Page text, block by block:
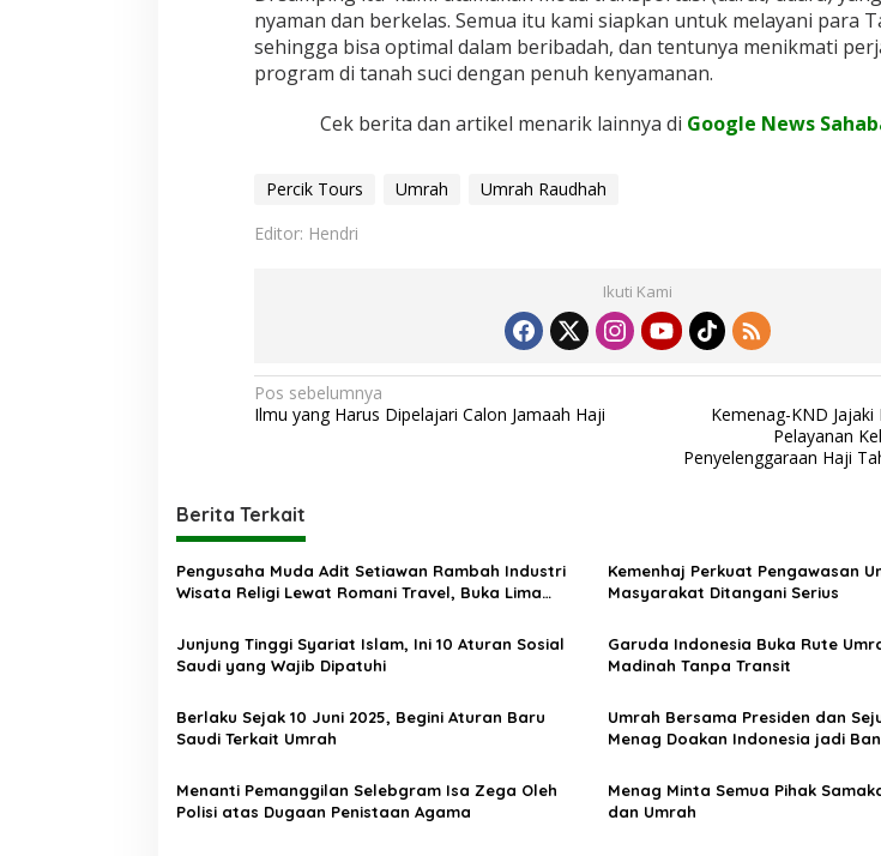
nyaman dan berkelas. Semua itu kami siapkan untuk melayani para
sehingga bisa optimal dalam beribadah, dan tentunya menikmati
program di tanah suci dengan penuh kenyamanan.
Cek berita dan artikel menarik lainnya di Google News
Percik Tours Umrah
Umrah Raudhah
Editor: Hendri
Ikuti Kami
N
a
g
a
s
i
p
s
Pos sebelumnya
Ilmu yang Harus Dipelajari Calon Jamaah Haji
Kemenag-KND
Pelayanan
Penyelenggaraan Haji
Berita Terkait
Pengusaha Muda Adit Setiawan Rambah Industri
Wisata Religi Lewat Romani Travel, Buka Lima
Kemenhaj Perkuat Pengawasan
Masyarakat Ditangani Serius
Junjung Tinggi Syariat Islam, Ini 10 Aturan Sosial
Saudi yang Wajib Dipatuhi
Garuda Indonesia Buka Rute
Madinah Tanpa Transit
Berlaku Sejak 10 Juni 2025, Begini Aturan Baru
Saudi Terkait Umrah
Umrah Bersama Presiden dan
Menag Doakan Indonesia jadi
Menanti Pemanggilan Selebgram Isa Zega Oleh
Polisi atas Dugaan Penistaan Agama
Menag Minta Semua Pihak
dan Umrah